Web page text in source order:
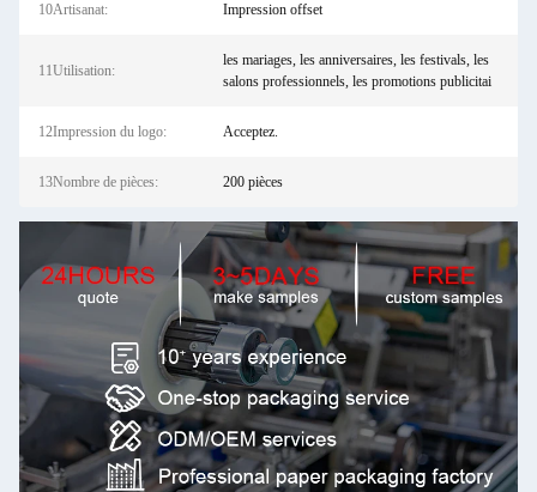
10Artisanat: Impression offset
11Utilisation:
les mariages, les anniversaires, les festivals, les
salons professionnels, les promotions publicitai
12Impression du logo: Acceptez.
13Nombre de pièces: 200 pièces